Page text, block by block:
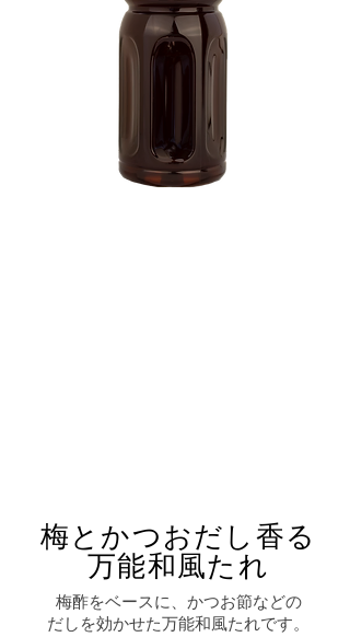
梅とかつおだし香る
万能和風たれ
梅酢をベースに、かつお節などの
だしを効かせた万能和風たれです。